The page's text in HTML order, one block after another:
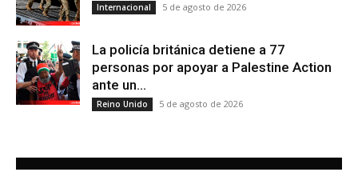
Internacional 5 de agosto de 2026
La policía británica detiene a 77
personas por apoyar a Palestine Action
ante un...
Reino Unido 5 de agosto de 2026